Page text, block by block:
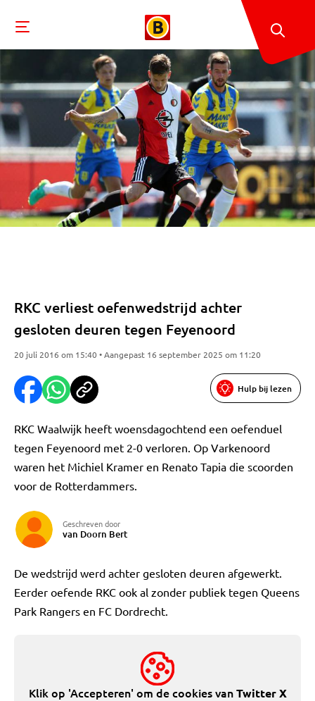
RKC verliest oefenwedstrijd achter
gesloten deuren tegen Feyenoord
20 juli 2016 om 15:40 • Aangepast 16 september 2025 om 11:20
Hulp bij lezen
RKC Waalwijk heeft woensdagochtend een oefenduel
tegen Feyenoord met 2-0 verloren. Op Varkenoord
waren het Michiel Kramer en Renato Tapia die scoorden
voor de Rotterdammers.
Geschreven door
van Doorn Bert
De wedstrijd werd achter gesloten deuren afgewerkt.
Eerder oefende RKC ook al zonder publiek tegen Queens
Park Rangers en FC Dordrecht.
Klik op 'Accepteren' om de cookies vanTwitter X